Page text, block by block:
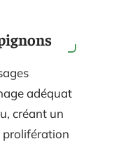
adéquat
créant un